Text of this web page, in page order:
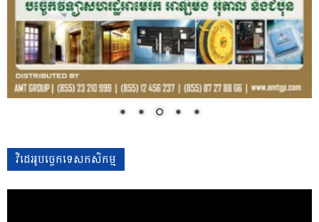
វិដេអូបច្ចេកទេសកសិកម្ម